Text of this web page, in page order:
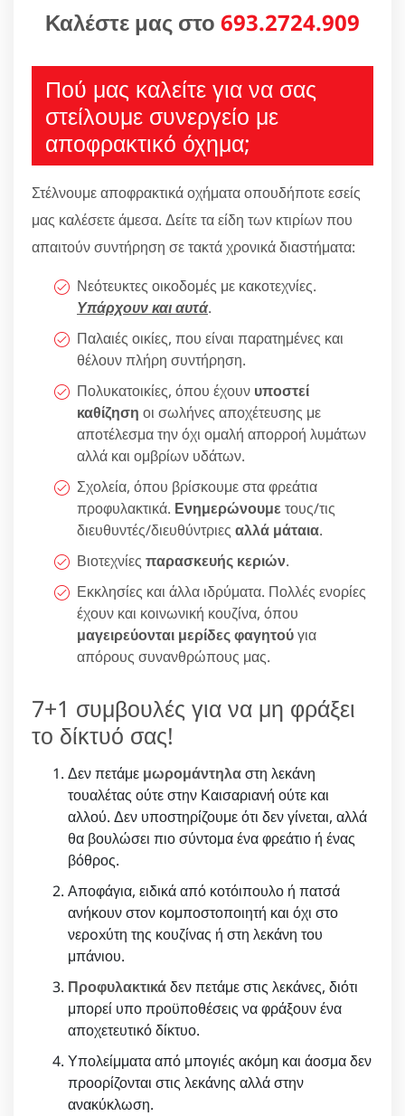
Καλέστε μας στο 693.2724.909
Πού μας καλείτε για να σας
στείλουμε συνεργείο με
αποφρακτικό όχημα;
Στέλνουμε αποφρακτικά οχήματα οπουδήποτε εσείς
μας καλέσετε άμεσα. Δείτε τα είδη των κτιρίων που
απαιτούν συντήρηση σε τακτά χρονικά διαστήματα:
Νεότευκτες οικοδομές με κακοτεχνίες.
Υπάρχουν και αυτά.
Παλαιές οικίες, που είναι παρατημένες και
θέλουν πλήρη συντήρηση.
Πολυκατοικίες, όπου έχουν υποστεί
καθίζηση οι σωλήνες αποχέτευσης με
αποτέλεσμα την όχι ομαλή απορροή λυμάτων
αλλά και ομβρίων υδάτων.
Σχολεία, όπου βρίσκουμε στα φρεάτια
προφυλακτικά. Ενημερώνουμε τους/τις
διευθυντές/διευθύντριες αλλά μάταια.
Βιοτεχνίες παρασκευής κεριών.
Εκκλησίες και άλλα ιδρύματα. Πολλές ενορίες
έχουν και κοινωνική κουζίνα, όπου
μαγειρεύονται μερίδες φαγητούγια
απόρους συνανθρώπους μας.
7+1 συμβουλές για να μη φράξει
το δίκτυό σας!
Δεν πετάμε μωρομάντηλαστη λεκάνη
τουαλέτας ούτε στην Καισαριανή ούτε και
αλλού. Δεν υποστηρίζουμε ότι δεν γίνεται, αλλά
θα βουλώσει πιο σύντομα ένα φρεάτιο ή ένας
βόθρος.
Αποφάγια, ειδικά από κοτόιπουλο ή πατσά
ανήκουν στον κομποστοποιητή και όχι στο
νερoxύτη της κουζίνας ή στη λεκάνη του
μπάνιου.
Προφυλακτικάδεν πετάμε στις λεκάνες, διότι
μπορεί υπο προϋποθέσεις να φράξουν ένα
αποχετευτικό δίκτυο.
Υπολείμματα από μπογιές ακόμη και άοσμα δεν
προορίζονται στις λεκάνης αλλά στην
ανακύκλωση.